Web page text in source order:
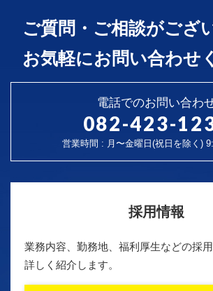
ご質問・ご相談がござ
お気軽にお問い合わせ
電話でのお問い合わ
082-423-
営業時間 : 月〜金曜日(祝日を除く)
採用情報
業務内容、勤務地、福利厚生などの採
詳しく紹介します。